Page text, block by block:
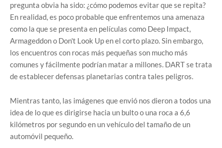
pregunta obvia ha sido: ¿cómo podemos evitar que se repita?
En realidad, es poco probable que enfrentemos una amenaza
como la que se presenta en películas como Deep Impact,
Armageddon o Don't Look Up en el corto plazo. Sin embargo,
los encuentros con rocas más pequeñas son mucho más
comunes y fácilmente podrían matar a millones. DART se trata
de establecer defensas planetarias contra tales peligros.
Mientras tanto, las imágenes que envió nos dieron a todos una
idea de lo que es dirigirse hacia un bulto o una roca a 6,6
kilómetros por segundo en un vehículo del tamaño de un
automóvil pequeño.